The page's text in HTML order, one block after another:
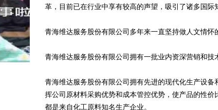
革，目前已在行业中享有较高的声望，吸引了诸多国际
青海维达服务股份有限公司多年来一直坚持做人文情怀
青海维达服务股份有限公司拥有一批业内资深营销和技
青海维达服务股份有限公司拥有先进的现代化生产设
挥公司原材料采购优势和成本管控优势，使产品的性
都是来自化工原料知名生产企业。